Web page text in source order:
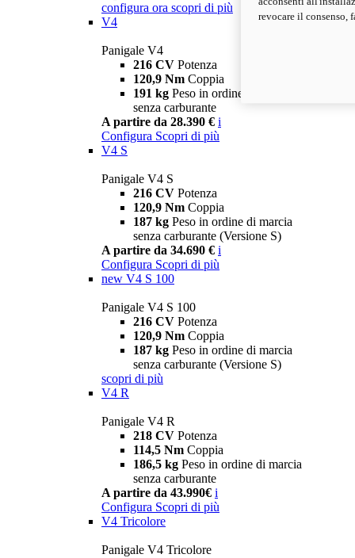
configura ora scopri di più
V4
Panigale V4
216 CV Potenza
120,9 Nm Coppia
191 kg Peso in ordine di marcia
senza carburante
A partire da 28.390 € i
Configura Scopri di più
V4 S
Panigale V4 S
216 CV Potenza
120,9 Nm Coppia
187 kg Peso in ordine di marcia
senza carburante (Versione S)
A partire da 34.690 € i
Configura Scopri di più
new V4 S 100
Panigale V4 S 100
216 CV Potenza
120,9 Nm Coppia
187 kg Peso in ordine di marcia
senza carburante (Versione S)
scopri di più
V4 R
Panigale V4 R
218 CV Potenza
114,5 Nm Coppia
186,5 kg Peso in ordine di marcia
senza carburante
A partire da 43.990€ i
Configura Scopri di più
V4 Tricolore
Panigale V4 Tricolore
revocare il consenso,